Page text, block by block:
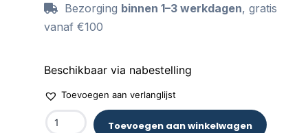
Bezorging binnen 1–3 werkdagen, gratis
vanaf €100
Beschikbaar via nabestelling
Toevoegen aan verlanglijst
Toevoegen aan winkelwagen